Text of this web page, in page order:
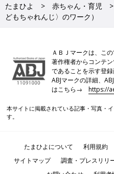
たまひよ 赤ちゃん・育児
どもちゃれんじ〉のワーク）
ＡＢＪマークは、こ
著作権者からコンテ
であることを示す登
ABJマークの詳細、
はこちら→https://
本サイトに掲載されている記事・写真・
す。
たまひよについて 利用規約
サイトマップ
調査・プレスリリ